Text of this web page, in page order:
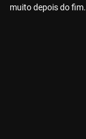
muito depois do fim.